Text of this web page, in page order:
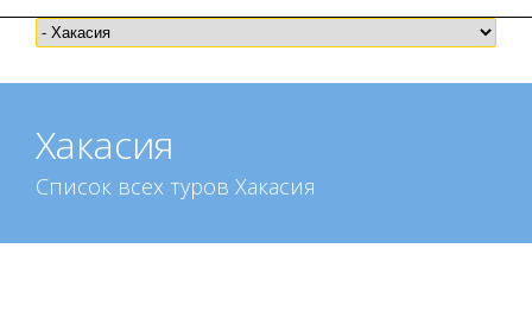
Хакасия
Список всех туров Хакасия